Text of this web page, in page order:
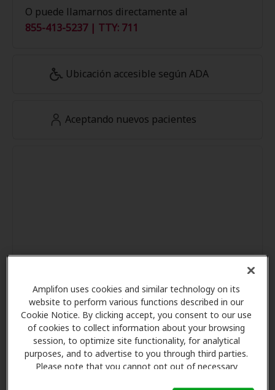
Amplifon uses cookies and similar technology on its
website to perform various functions described in our
Cookie Notice. By clicking accept, you consent to our use
of cookies to collect information about your browsing
session, to optimize site functionality, for analytical
purposes, and to advertise to you through third parties.
Please note that you cannot opt out of necessary
O puede llamarnos directamente al
855-413-5237 | TTY: 711
Ubicación accesible según ADA
Aceptando nuevos pacientes